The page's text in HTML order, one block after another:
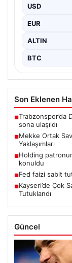
güvenliğin
oluşum…
USD
EUR
ALTIN
BTC
Son Eklenen
■
sona ulaşıldı
■Mekke Ortak
Yaklaşımları
■Holding
konuldu
■Fed faizi sabit
■Kayseri’de Çok
Tutuklandı
Güncel